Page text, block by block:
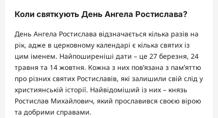
Коли святкують День Ангела Ростислава?
День Ангела Ростислава відзначається кілька разів на
рік, адже в церковному календарі є кілька святих із
цим іменем. Найпоширеніші дати – це 27 березня, 24
травня та 14 жовтня. Кожна з них пов’язана з пам’яттю
про різних святих Ростиславів, які залишили свій слід у
християнській історії. Найвідоміший із них – князь
Ростислав Михайлович, який прославився своєю вірою
та добрими справами.